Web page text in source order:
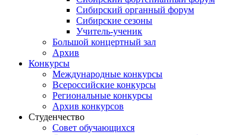
Сибирский органный форум
Сибирские сезоны
Учитель-ученик
Большой концертный зал
Архив
Конкурсы
Международные конкурсы
Всероссийские конкурсы
Региональные конкурсы
Архив конкурсов
Студенчество
Совет обучающихся